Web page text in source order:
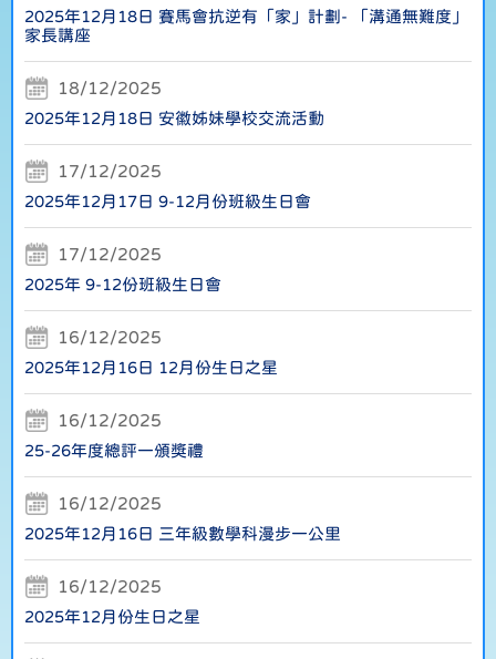
2025年12月18日 賽馬會抗逆有「家」計劃- 「溝通無難度」
家長講座
18/12/2025
2025年12月18日 安徽姊妹學校交流活動
17/12/2025
2025年12月17日 9-12月份班級生日會
17/12/2025
2025年 9-12份班級生日會
16/12/2025
2025年12月16日 12月份生日之星
16/12/2025
25-26年度總評一頒獎禮
16/12/2025
2025年12月16日 三年級數學科漫步一公里
16/12/2025
2025年12月份生日之星